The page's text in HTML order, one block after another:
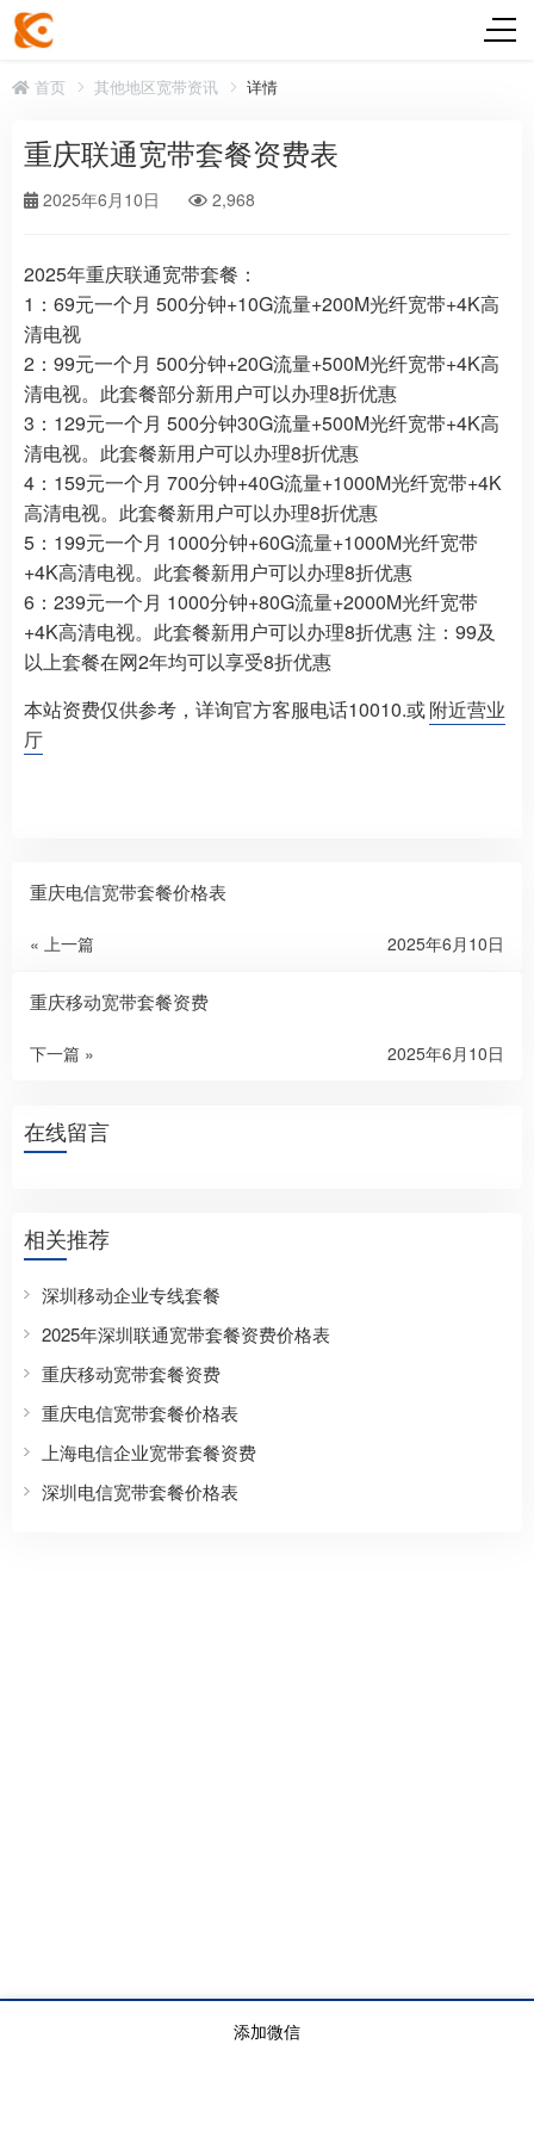
首页 其他地区宽带资讯 详情
重庆联通宽带套餐资费表
2025年6月10日 2,968
2025年重庆联通宽带套餐：
1：69元一个月 500分钟+10G流量+200M光纤宽带+4K高
清电视
2：99元一个月 500分钟+20G流量+500M光纤宽带+4K高
清电视。此套餐部分新用户可以办理8折优惠
3：129元一个月 500分钟30G流量+500M光纤宽带+4K高
清电视。此套餐新用户可以办理8折优惠
4：159元一个月 700分钟+40G流量+1000M光纤宽带+4K
高清电视。此套餐新用户可以办理8折优惠
5：199元一个月 1000分钟+60G流量+1000M光纤宽带
+4K高清电视。此套餐新用户可以办理8折优惠
6：239元一个月 1000分钟+80G流量+2000M光纤宽带
+4K高清电视。此套餐新用户可以办理8折优惠 注：99及
以上套餐在网2年均可以享受8折优惠
本站资费仅供参考，详询官方客服电话10010.或附近营业
厅
重庆电信宽带套餐价格表
« 上一篇 2025年6月10日
重庆移动宽带套餐资费
下一篇 » 2025年6月10日
在线留言
相关推荐
深圳移动企业专线套餐
2025年深圳联通宽带套餐资费价格表
重庆移动宽带套餐资费
重庆电信宽带套餐价格表
上海电信企业宽带套餐资费
深圳电信宽带套餐价格表
添加微信